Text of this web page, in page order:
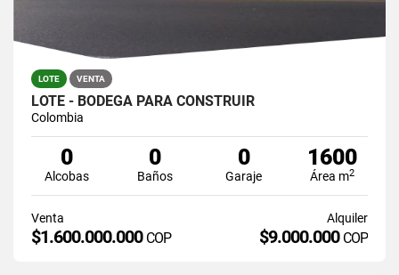
LOTE VENTA
LOTE - BODEGA PARA CONSTRUIR
Colombia
0
Alcobas
0
Baños
0
Garaje
1600
Área m2
Venta
$1.600.000.000 COP
Alquiler
$9.000.000 COP